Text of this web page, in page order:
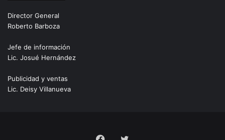
Director General
Roberto Barboza
Jefe de información
Lic. Josué Hernández
Publicidad y ventas
Lic. Deisy Villanueva